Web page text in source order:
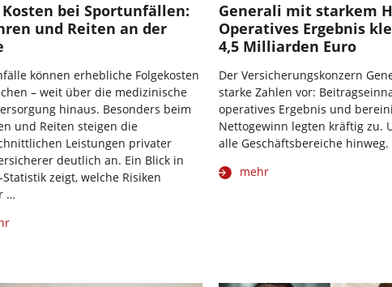
Kosten bei Sportunfällen:
und Reiten an der
können erhebliche Folgekosten
– weit über die medizinische
hinaus. Besonders beim
und Reiten steigen die
Leistungen privater
deutlich an. Ein Blick in
Statistik zeigt, welche Risiken
…
Generali mit starkem
Operatives Ergebnis
4,5 Milliarden Euro
Der Versicherungskonzern
starke Zahlen vor:
operatives Ergebnis und
Nettogewinn legten kräftig zu.
alle Geschäftsbereiche hinweg.
mehr